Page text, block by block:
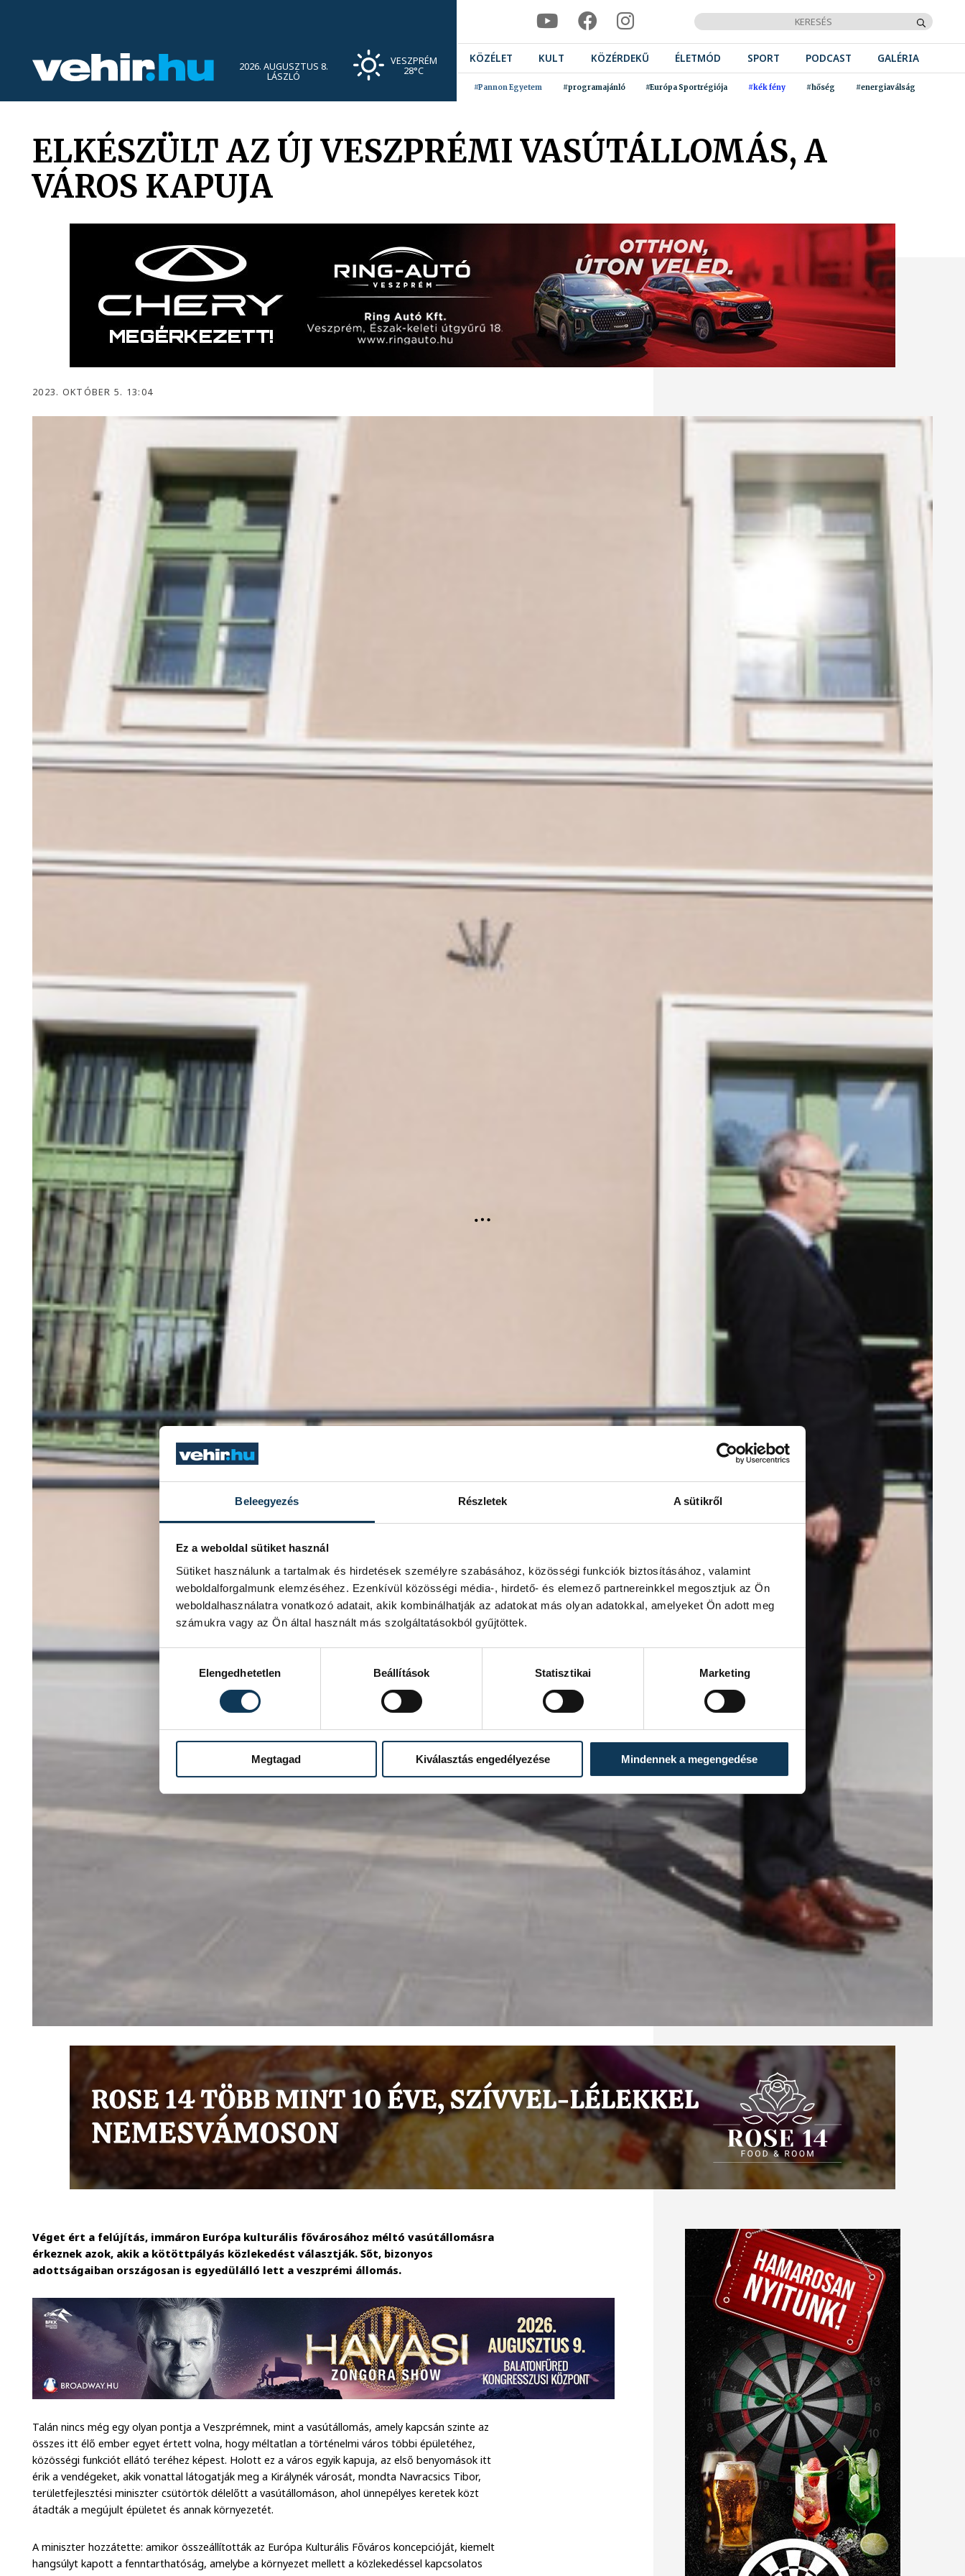
Beleegyezés Részletek A sütikről
Ez a weboldal sütiket használ
Sütiket használunk a tartalmak és hirdetések személyre szabásához, közösségi funkciók biztosításához, valamint
weboldalforgalmunk elemzéséhez. Ezenkívül közösségi média-, hirdető- és elemező partnereinkkel megosztjuk az Ön
weboldalhasználatra vonatkozó adatait, akik kombinálhatják az adatokat más olyan adatokkal, amelyeket Ön adott meg
számukra vagy az Ön által használt más szolgáltatásokból gyűjtöttek.
Hozzájárulás kiválasztása
Elengedhetetlen
Beállítások Statisztikai Marketing
Megtagad Kiválasztás engedélyezése Mindennek a megengedése
2026. AUGUSZTUS 8.
LÁSZLÓ
VESZPRÉM
28°C
KÖZÉLET KULT KÖZÉRDEKŰ ÉLETMÓD SPORT PODCAST GALÉRIA
#Pannon Egyetem #programajánló #Európa Sportrégiója #kék fény #hőség #energiaválság
ELKÉSZÜLT AZ ÚJ VESZPRÉMI VASÚTÁLLOMÁS, A
VÁROS KAPUJA
2023. OKTÓBER 5. 13:04
Véget ért a felújítás, immáron Európa kulturális fővárosához méltó vasútállomásra
érkeznek azok, akik a kötöttpályás közlekedést választják. Sőt, bizonyos
adottságaiban országosan is egyedülálló lett a veszprémi állomás.
Talán nincs még egy olyan pontja a Veszprémnek, mint a vasútállomás, amely kapcsán szinte az
összes itt élő ember egyet értett volna, hogy méltatlan a történelmi város többi épületéhez,
közösségi funkciót ellátó teréhez képest. Holott ez a város egyik kapuja, az első benyomások itt
érik a vendégeket, akik vonattal látogatják meg a Királynék városát, mondta Navracsics Tibor,
területfejlesztési miniszter csütörtök délelőtt a vasútállomáson, ahol ünnepélyes keretek közt
átadták a megújult épületet és annak környezetét.
A miniszter hozzátette: amikor összeállították az Európa Kulturális Főváros koncepcióját, kiemelt
hangsúlyt kapott a fenntarthatóság, amelybe a környezet mellett a közlekedéssel kapcsolatos